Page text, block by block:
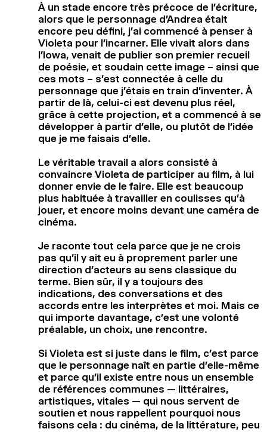
À un stade encore très précoce de l’écriture,
alors que le personnage d’Andrea était
encore peu défini, j’ai commencé à penser à
Violeta pour l’incarner. Elle vivait alors dans
l’Iowa, venait de publier son premier recueil
de poésie, et soudain cette image – ainsi que
ces mots – s’est connectée à celle du
personnage que j’étais en train d’inventer. À
partir de là, celui-ci est devenu plus réel,
grâce à cette projection, et a commencé à se
développer à partir d’elle, ou plutôt de l’idée
que je me faisais d’elle.
Le véritable travail a alors consisté à
convaincre Violeta de participer au film, à lui
donner envie de le faire. Elle est beaucoup
plus habituée à travailler en coulisses qu’à
jouer, et encore moins devant une caméra de
cinéma.
Je raconte tout cela parce que je ne crois
pas qu’il y ait eu à proprement parler une
direction d’acteurs au sens classique du
terme. Bien sûr, il y a toujours des
indications, des conversations et des
accords entre les interprètes et moi. Mais ce
qui importe davantage, c’est une volonté
préalable, un choix, une rencontre.
Si Violeta est si juste dans le film, c’est parce
que le personnage naît en partie d’elle-même
et parce qu’il existe entre nous un ensemble
de références communes — littéraires,
artistiques, vitales — qui nous servent de
soutien et nous rappellent pourquoi nous
faisons cela : du cinéma, de la littérature, peu